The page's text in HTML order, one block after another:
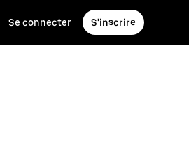
Se connecter S'inscrire